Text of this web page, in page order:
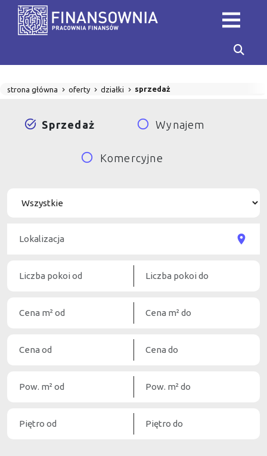
strona główna oferty działki sprzedaż
Sprzedaż Wynajem
Komercyjne